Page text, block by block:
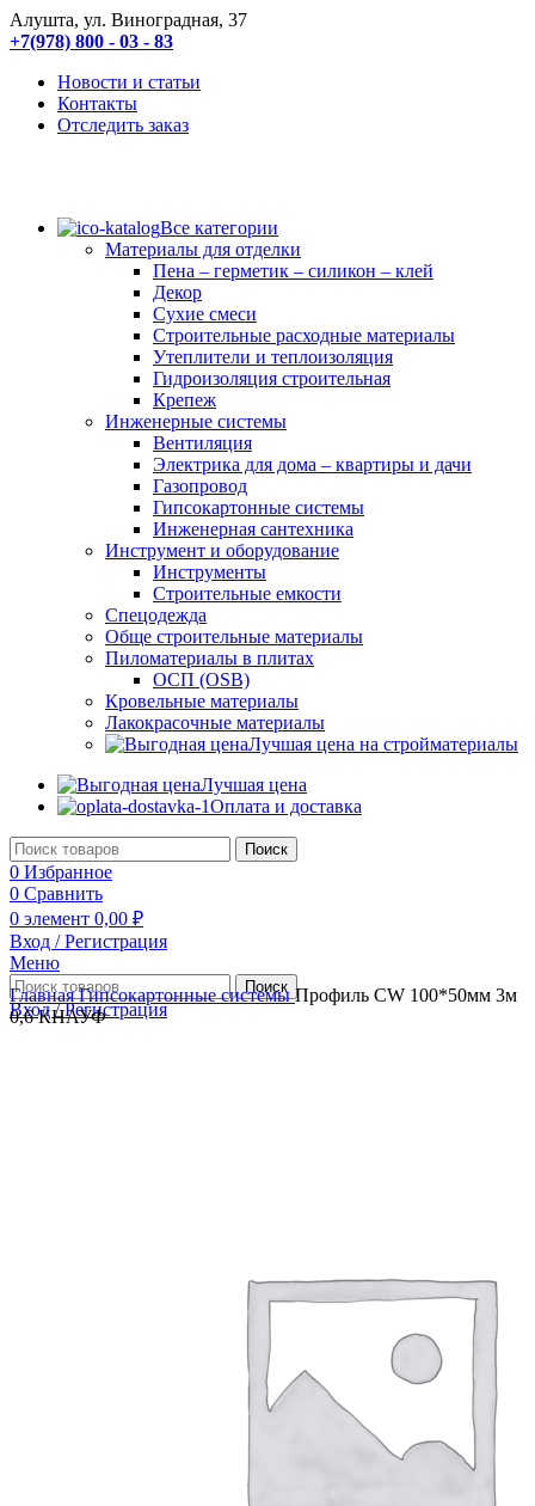
Алушта, ул. Виноградная, 37
+7(978) 800 - 03 - 83
Новости и статьи
Контакты
Отследить заказ
Все категории
Материалы для отделки
Пена – герметик – силикон – клей
Декор
Сухие смеси
Строительные расходные материалы
Утеплители и теплоизоляция
Гидроизоляция строительная
Крепеж
Инженерные системы
Вентиляция
Электрика для дома – квартиры и дачи
Газопровод
Гипсокартонные системы
Инженерная сантехника
Инструмент и оборудование
Инструменты
Строительные емкости
Спецодежда
Обще строительные материалы
Пиломатериалы в плитах
ОСП (OSB)
Кровельные материалы
Лакокрасочные материалы
Лучшая цена на стройматериалы
Лучшая цена
Оплата и доставка
Поиск
0 Избранное
0 Сравнить
0 элемент 0,00 ₽
Вход / Регистрация
Меню
Поиск
Вход / Регистрация
ГлавнаяГипсокартонные системыПрофиль CW 100*50мм 3м
0,6 КНАУФ